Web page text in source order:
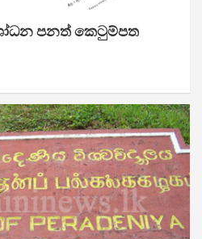
පනත් කෙටුම්පත